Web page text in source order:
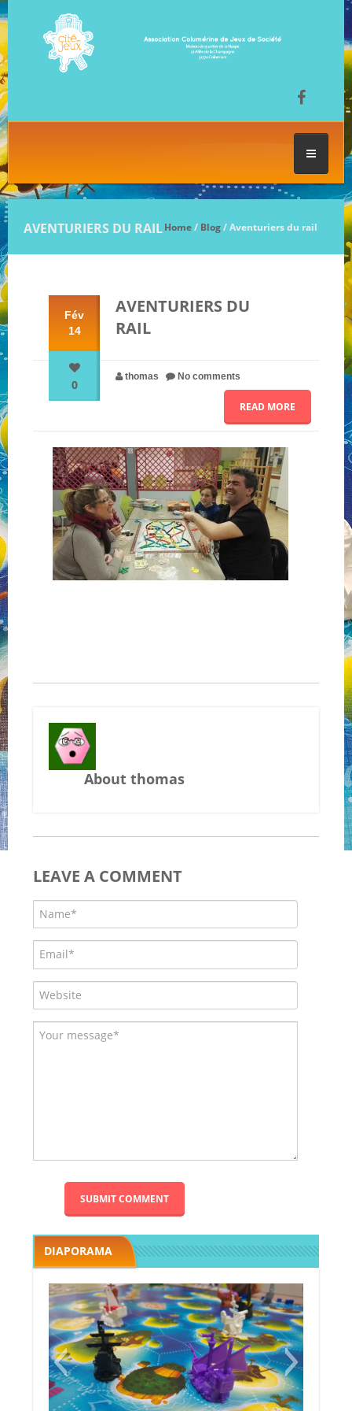
LES SÉANCES DE JEU
FESTIVAL DU JEU
NOS JEUX
NOS PARTENAIRES
QUI SOMMES-NOUS ?
NOUS CONTACTER !
AVENTURIERS DU RAILHome/ Blog/ Aventuriers du rail
Fév
14
0
AVENTURIERS DU
RAIL
thomas No comments
READ MORE
About thomas
LEAVE A COMMENT
DIAPORAMA